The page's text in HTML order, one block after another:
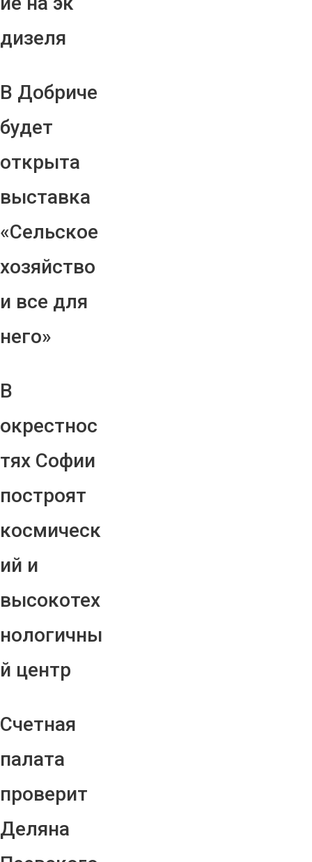
дизеля
В Добриче
будет
открыта
выставка
«Сельское
хозяйство
и все для
него»
В
окрестнос
тях Софии
построят
космическ
ий и
высокотех
нологичны
й центр
Счетная
палата
проверит
Деляна